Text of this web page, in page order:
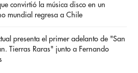
convirtió la música disco en un
mundial regresa a Chile
presenta el primer adelanto de "San
Tierras Raras" junto a Fernando